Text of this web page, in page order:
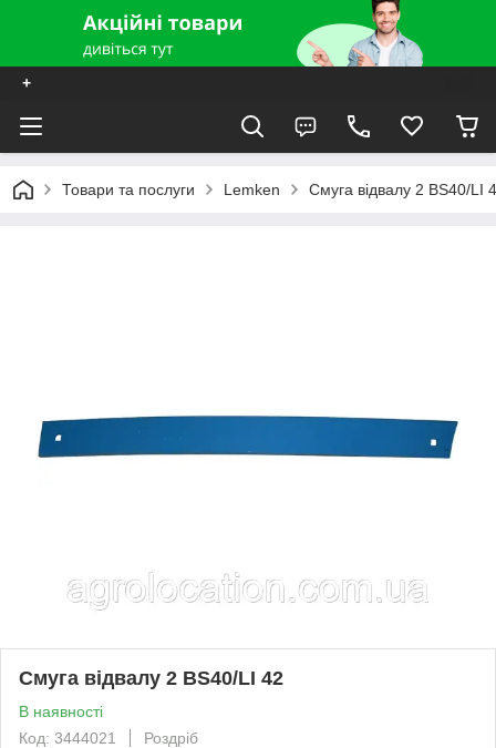
+
Товари та послуги Lemken Смуга відвалу 2 BS40/LI
Смуга відвалу 2 BS40/LI 42
В наявності
Код: 3444021
Роздріб